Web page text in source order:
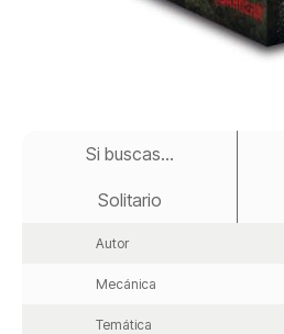
comienzoSi buscas...
Solitario
Autor
Mecánica
Temática